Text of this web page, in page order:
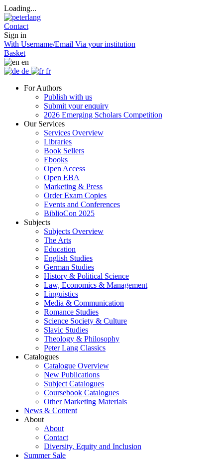
Loading...
Contact
Sign in
With Username/Email Via your institution
Basket
en
de
fr
For Authors
Publish with us
Submit your enquiry
2026 Emerging Scholars Competition
Our Services
Services Overview
Libraries
Book Sellers
Ebooks
Open Access
Open EBA
Marketing & Press
Order Exam Copies
Events and Conferences
BiblioCon 2025
Subjects
Subjects Overview
The Arts
Education
English Studies
German Studies
History & Political Science
Law, Economics & Management
Linguistics
Media & Communication
Romance Studies
Science Society & Culture
Slavic Studies
Theology & Philosophy
Peter Lang Classics
Catalogues
Catalogue Overview
New Publications
Subject Catalogues
Coursebook Catalogues
Other Marketing Materials
News & Content
About
About
Contact
Diversity, Equity and Inclusion
Summer Sale